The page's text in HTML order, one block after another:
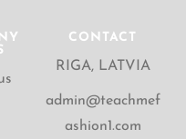
CONTACT
RIGA, LATVIA
admin@teachmef
ashion1.com